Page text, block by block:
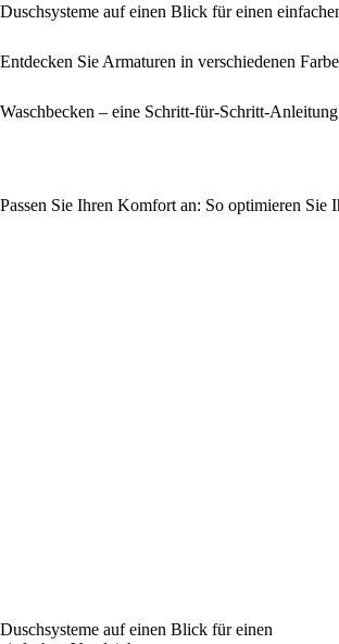
Duschsysteme auf einen Blick für einen
Entdecken Sie Armaturen in verschiedenen
Waschbecken – eine Schritt-für-Schritt-
Passen Sie Ihren Komfort an: So optimieren Sie
Duschsysteme auf einen Blick für einen